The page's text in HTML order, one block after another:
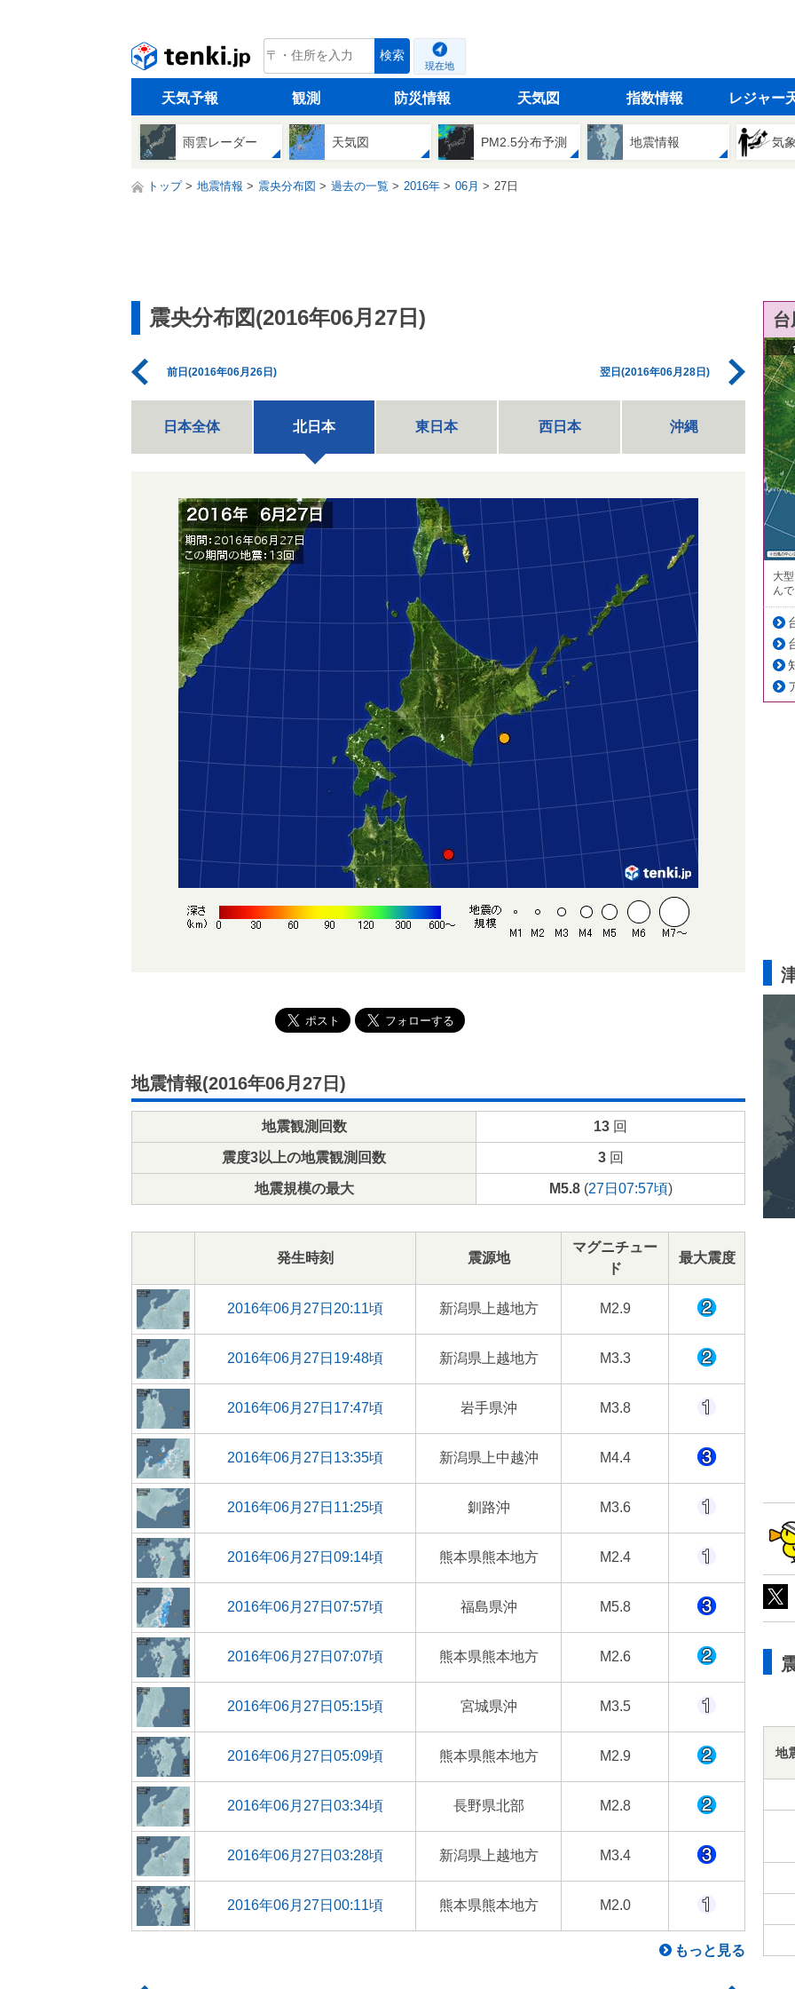
tenki.jp 検索
現在地
天気予報 観測 防災情報 天気図 指数情報 レジャー
雨雲レーダー 天気図 PM2.5分布予測 地震情報 気
トップ 地震情報 震央分布図 過去の一覧 2016年 06月 27日
震央分布図(2016年06月27日)
前日(2016年06月26日) 翌日(2016年06月28日)
日本全体 北日本 東日本 西日本 沖縄
地震情報(2016年06月27日)
地震観測回数 13 回
震度3以上の地震観測回数 3回
地震規模の最大 M5.8(27日07:57頃)
発生時刻 震源地
マグニチュー
ド
最大震度
2016年06月27日20:11頃 新潟県上越地方 M2.9
2016年06月27日19:48頃 新潟県上越地方 M3.3
2016年06月27日17:47頃 岩手県沖 M3.8
2016年06月27日13:35頃 新潟県上中越沖 M4.4
2016年06月27日11:25頃 釧路沖 M3.6
2016年06月27日09:14頃 熊本県熊本地方 M2.4
2016年06月27日07:57頃 福島県沖 M5.8
2016年06月27日07:07頃 熊本県熊本地方 M2.6
2016年06月27日05:15頃 宮城県沖 M3.5
2016年06月27日05:09頃 熊本県熊本地方 M2.9
2016年06月27日03:34頃 長野県北部 M2.8
2016年06月27日03:28頃 新潟県上越地方 M3.4
2016年06月27日00:11頃 熊本県熊本地方 M2.0
もっと見る
大
ん
地